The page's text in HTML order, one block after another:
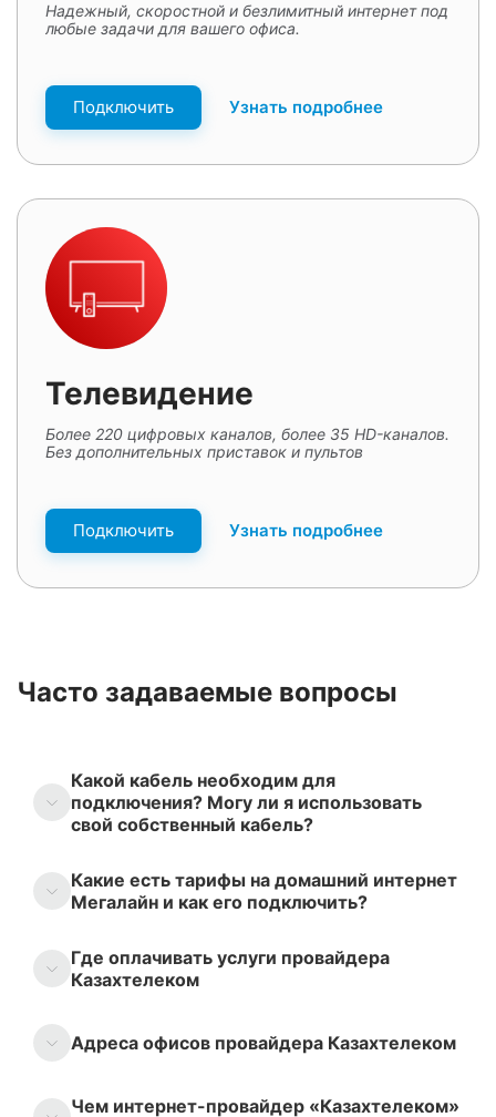
Надежный, скоростной и безлимитный интернет под
любые задачи для вашего офиса.
Подключить Узнать подробнее
Телевидение
Более 220 цифровых каналов, более 35 HD-каналов.
Без дополнительных приставок и пультов
Подключить Узнать подробнее
Часто задаваемые вопросы
Какой кабель необходим для
подключения? Могу ли я использовать
свой собственный кабель?
Какие есть тарифы на домашний интернет
Мегалайн и как его подключить?
Где оплачивать услуги провайдера
Казахтелеком
Адреса офисов провайдера Казахтелеком
Чем интернет-провайдер «Казахтелеком»